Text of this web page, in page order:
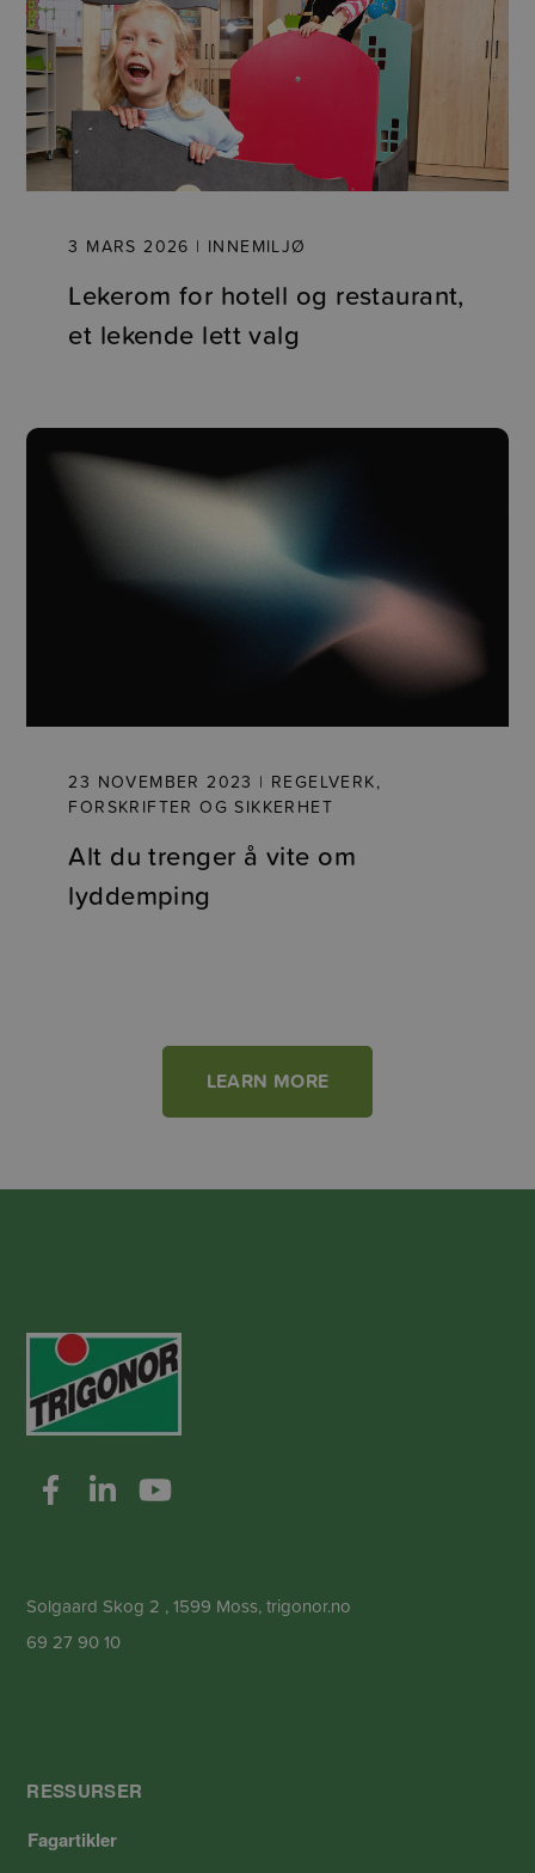
3 MARS 2026 | INNEMILJØ
Lekerom for hotell og restaurant,
et lekende lett valg
23 NOVEMBER 2023 | REGELVERK,
FORSKRIFTER OG SIKKERHET
Alt du trenger å vite om
lyddemping
LEARN MORE
Solgaard Skog 2 , 1599 Moss, trigonor.no
69 27 90 10
RESSURSER
Fagartikler